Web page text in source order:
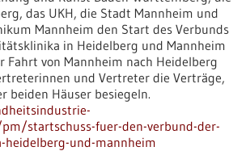
das UKH, die Stadt Mannheim und
Mannheim den Start des Verbunds
in Heidelberg und Mannheim
Fahrt von Mannheim nach Heidelberg
und Vertreter die Verträge,
beiden Häuser besiegeln.
startschuss-fuer-den-verbund-der-
heidelberg-und-mannheim